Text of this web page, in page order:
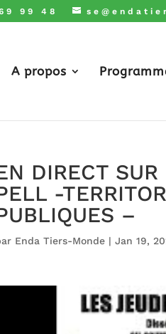
99 48
A propos
DIRECT
-
–
Enda Tiers-Monde |Jan 19,